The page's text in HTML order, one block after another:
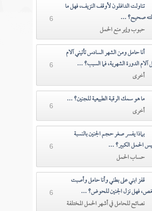
تناولت الدافلون لأوقف النزيف، فهل ما
صحيح؟ ...
حبوب وإبر منع الحمل
6
أنا حامل ومن الشهر السادس تأتيني آلام
آلام الدورة الشهرية، فما السبب؟ ...
أخرى
6
ما هو سمك الرقبة الطبيعية للجنين؟ ...
أخرى
6
بماذا يفسر صغر حجم الجنين بالنسبة
الحمل الكبير؟ ...
حساب الحمل
6
قفز ابني على بطني وأنا حامل وأصبت
فهل نزل الجنين للحوض؟ ...
نصائح للحامل في أشهر الحمل المختلفة
6